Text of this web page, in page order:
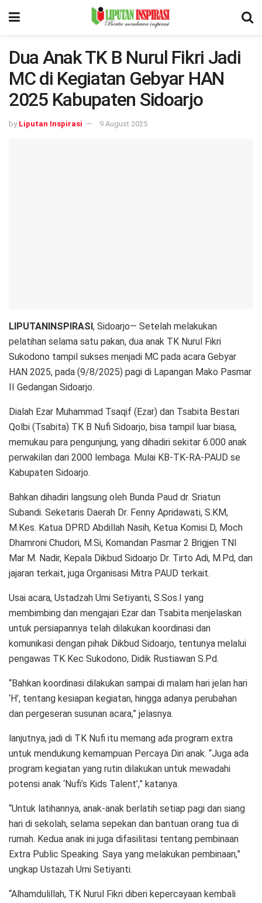
Dua Anak TK B Nurul Fikri Jadi
MC di Kegiatan Gebyar HAN
2025 Kabupaten Sidoarjo
by Liputan Inspirasi 9 August 2025
LIPUTANINSPIRASI , Sidoarjo— Setelah melakukan
pelatihan selama satu pakan, dua anak TK Nurul Fikri
Sukodono tampil sukses menjadi MC pada acara Gebyar
HAN 2025, pada (9/8/2025) pagi di Lapangan Mako Pasmar
II Gedangan Sidoarjo.
Dialah Ezar Muhammad Tsaqif (Ezar) dan Tsabita Bestari
Qolbi (Tsabita) TK B Nufi Sidoarjo, bisa tampil luar biasa,
memukau para pengunjung, yang dihadiri sekitar 6.000 anak
perwakilan dari 2000 lembaga. Mulai KB-TK-RA-PAUD se
Kabupaten Sidoarjo.
Bahkan dihadiri langsung oleh Bunda Paud dr. Sriatun
Subandi. Seketaris Daerah Dr. Fenny Apridawati, S.KM,
M.Kes. Katua DPRD Abdillah Nasih, Ketua Komisi D, Moch
Dhamroni Chudori, M.Si, Komandan Pasmar 2 Brigjen TNI
Mar M. Nadir, Kepala Dikbud Sidoarjo Dr. Tirto Adi, M.Pd, dan
jajaran terkait, juga Organisasi Mitra PAUD terkait.
Usai acara, Ustadzah Umi Setiyanti, S.Sos.I yang
membimbing dan mengajari Ezar dan Tsabita menjelaskan
untuk persiapannya telah dilakukan koordinasi dan
komunikasi dengan pihak Dikbud Sidoarjo, tentunya melalui
pengawas TK Kec Sukodono, Didik Rustiawan S.Pd.
“Bahkan koordinasi dilakukan sampai di malam hari jelan hari
‘H’, tentang kesiapan kegiatan, hingga adanya perubahan
dan pergeseran susunan acara,” jelasnya.
lanjutnya, jadi di TK Nufi itu memang ada program extra
untuk mendukung kemampuan Percaya Diri anak. “Juga ada
program kegiatan yang rutin dilakukan untuk mewadahi
potensi anak ‘Nufi’s Kids Talent’,” katanya.
“Untuk latihannya, anak-anak berlatih setiap pagi dan siang
hari di sekolah, selama sepekan dan bantuan orang tua di
rumah. Kedua anak ini juga difasilitasi tentang pembinaan
Extra Public Speaking. Saya yang melakukan pembinaan,”
ungkap Ustazah Umi Setiyanti.
“Alhamdulillah, TK Nurul Fikri diberi kepercayaan kembali